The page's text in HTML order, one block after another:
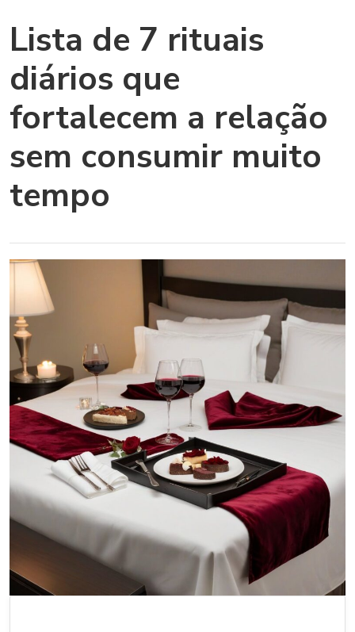
Lista de 7 rituais
diários que
fortalecem a relação
sem consumir muito
tempo